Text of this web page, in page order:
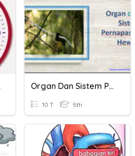
Jam Organ Dan Sistem Pernapasan Hewan Dan Manusia
10 T 5th